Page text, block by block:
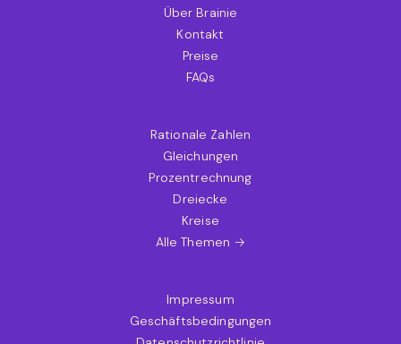
Über Brainie
Kontakt
Preise
FAQs
Rationale Zahlen
Gleichungen
Prozentrechnung
Dreiecke
Kreise
Alle Themen →
Impressum
Geschäftsbedingungen